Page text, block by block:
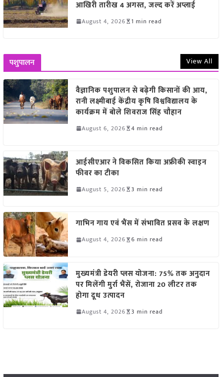
आखिरी तारीख 4 अगस्त, जल्द करें अप्लाई
August 4, 2026 1 min read
पशुपालन View All
वैज्ञानिक पशुपालन से बढ़ेगी किसानों की आय,
रानी लक्ष्मीबाई केंद्रीय कृषि विश्वविद्यालय के
कार्यक्रम में बोले शिवराज सिंह चौहान
August 6, 2026 4 min read
आईसीएआर ने विकसित किया अफ्रीकी स्वाइन
फीवर का टीका
August 5, 2026 3 min read
गाभिन गाय एवं भैंस में संभावित प्रसव के लक्षण
August 4, 2026 6 min read
मुख्यमंत्री डेयरी प्लस योजना: 75% तक अनुदान
पर मिलेंगी मुर्रा भैंसें, रोजाना 20 लीटर तक
होगा दूध उत्पादन
August 4, 2026 3 min read